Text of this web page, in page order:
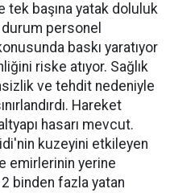
tek başına yatak doluluk
durum personel
baskı yaratıyor
riske atıyor. Sağlık
ve tehdit nedeniyle
Hareket
hasarı mevcut.
kuzeyini etkileyen
emirlerinin yerine
binden fazla yatan